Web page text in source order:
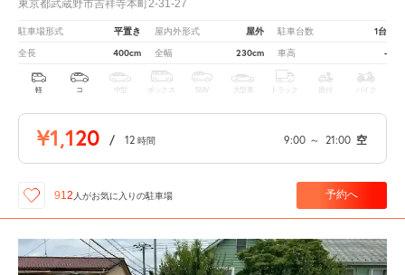
東京都武蔵野市吉祥寺本町2-31-27
駐車場形式 平置き 屋内外形式 屋外 駐車台数 1台
全長 400cm 全幅 230cm 車高 -
軽 コ 中型 ボックス SUV 大型車 トラック 原付 バイク
¥1,120 / 12 時間 9:00 ～ 21:00 空
912 人がお気に入りの駐車場 予約へ